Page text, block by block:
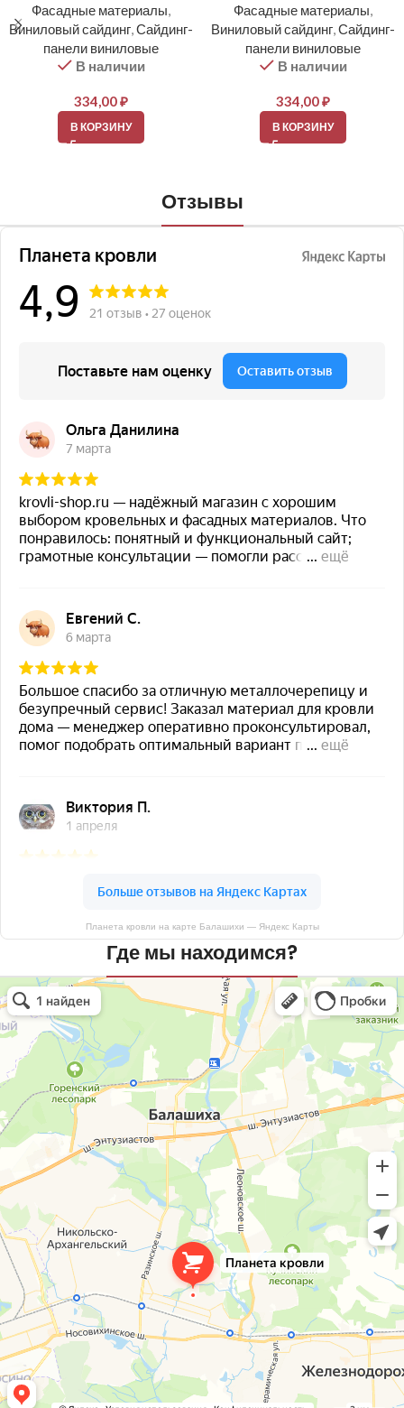
Фасадные материалы
Виниловый сайдинг Сайдинг-
панели виниловые
В наличии
334,00₽
В КОРЗИНУ
Фасадные материалы
Виниловый сайдинг Сайдинг-
панели виниловые
В наличии
334,00₽
В КОРЗИНУ
Отзывы
Планета кровли на карте Балашихи — Яндекс Карты
Где мы находимся?
Планета кровли
Кровля и кровельные материалы в Балашихе
Окна в Балашихе